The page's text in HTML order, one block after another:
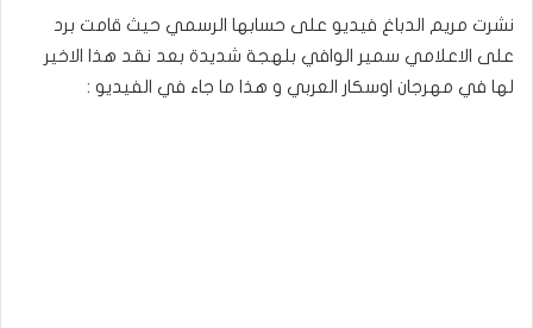
نشرت مريم الدباغ فيديو على حسابها الرسمي حيث قامت برد
على الاعلامي سمير الوافي بلهجة شديدة بعد نقد هذا الاخير
لها في مهرجان اوسكار العربي و هذا ما جاء في الفيديو :